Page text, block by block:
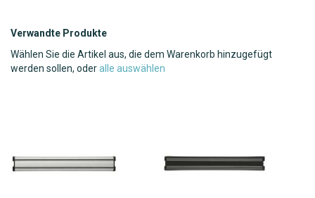
Verwandte Produkte
Wählen Sie die Artikel aus, die dem Warenkorb hinzugefügt
werden sollen, oderalle auswählen